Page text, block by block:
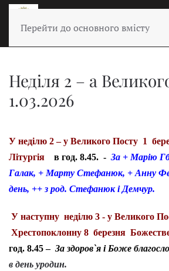
Перейти до основного вмісту
Неділя 2 – а
1.03.2026
У неділю 2 – у Великого Посту 1
Літургія в год. 8.45. - За + Марію
Галак, + Марту Стефанюк, + Анну
день, ++ з род. Стефанюк і Демчур.
У наступну неділю 3 - у Великого
Хрестопоклонну 8 березня
год. 8.45 – За здоров`я і Боже
в день уродин.